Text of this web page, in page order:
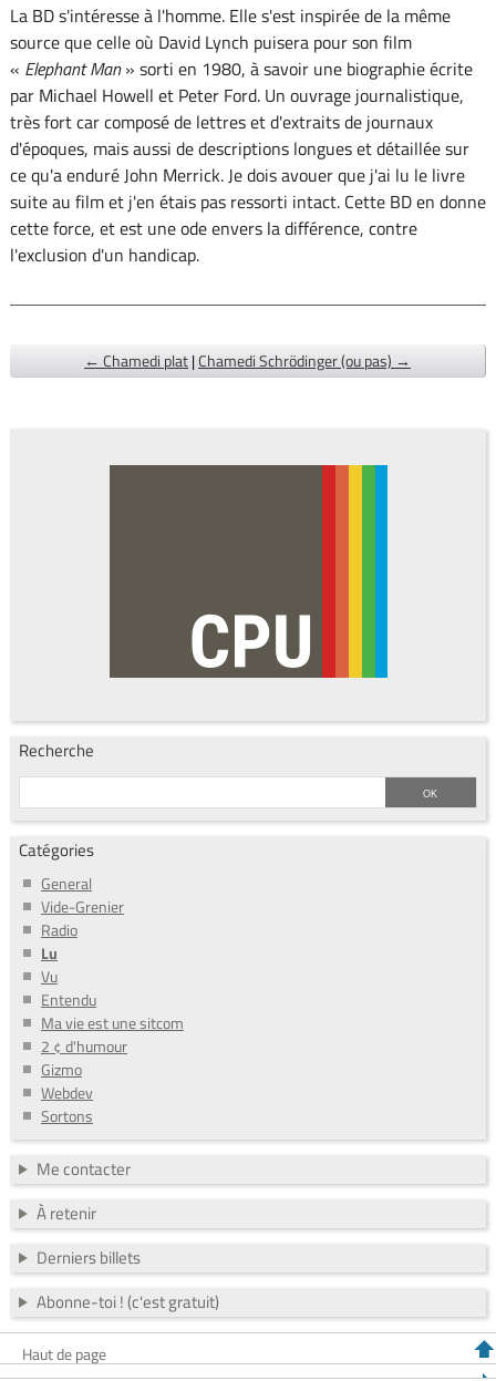
La BD s'intéresse à l'homme. Elle s'est inspirée de la même
source que celle où David Lynch puisera pour son film
« Elephant Man» sorti en 1980, à savoir une biographie écrite
par Michael Howell et Peter Ford. Un ouvrage journalistique,
très fort car composé de lettres et d'extraits de journaux
d'époques, mais aussi de descriptions longues et détaillée sur
ce qu'a enduré John Merrick. Je dois avouer que j'ai lu le livre
suite au film et j'en étais pas ressorti intact. Cette BD en donne
cette force, et est une ode envers la différence, contre
l'exclusion d'un handicap.
← Chamedi plat|Chamedi Schrödinger (ou pas) →
Recherche
Catégories
General
Vide-Grenier
Radio
Lu
Vu
Entendu
Ma vie est une sitcom
2 ¢ d'humour
Gizmo
Webdev
Sortons
Me contacter
À retenir
Derniers billets
Abonne-toi ! (c'est gratuit)
Haut de page